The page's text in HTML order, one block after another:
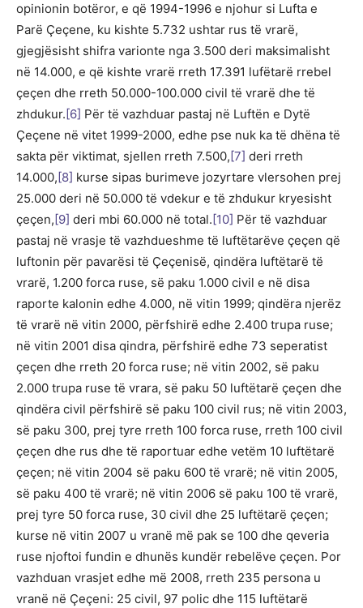
opinionin botëror, e që 1994-1996 e njohur si Lufta e
Parë Çeçene, ku kishte 5.732 ushtar rus të vrarë,
gjegjësisht shifra varionte nga 3.500 deri maksimalisht
në 14.000, e që kishte vrarë rreth 17.391 lufëtarë rrebel
çeçen dhe rreth 50.000-100.000 civil të vrarë dhe të
zhdukur.[6] Për të vazhduar pastaj në Luftën e Dytë
Çeçene në vitet 1999-2000, edhe pse nuk ka të dhëna të
sakta për viktimat, sjellen rreth 7.500,[7] deri rreth
14.000,[8] kurse sipas burimeve jozyrtare vlersohen prej
25.000 deri në 50.000 të vdekur e të zhdukur kryesisht
çeçen,[9] deri mbi 60.000 në total.[10] Për të vazhduar
pastaj në vrasje të vazhdueshme të luftëtarëve çeçen që
luftonin për pavarësi të Çeçenisë, qindëra luftëtarë të
vrarë, 1.200 forca ruse, së paku 1.000 civil e në disa
raporte kalonin edhe 4.000, në vitin 1999; qindëra njerëz
të vrarë në vitin 2000, përfshirë edhe 2.400 trupa ruse;
në vitin 2001 disa qindra, përfshirë edhe 73 seperatist
çeçen dhe rreth 20 forca ruse; në vitin 2002, së paku
2.000 trupa ruse të vrara, së paku 50 luftëtarë çeçen dhe
qindëra civil përfshirë së paku 100 civil rus; në vitin 2003,
së paku 300, prej tyre rreth 100 forca ruse, rreth 100 civil
çeçen dhe rus dhe të raportuar edhe vetëm 10 luftëtarë
çeçen; në vitin 2004 së paku 600 të vrarë; në vitin 2005,
së paku 400 të vrarë; në vitin 2006 së paku 100 të vrarë,
prej tyre 50 forca ruse, 30 civil dhe 25 luftëtarë çeçen;
kurse në vitin 2007 u vranë më pak se 100 dhe qeveria
ruse njoftoi fundin e dhunës kundër rebelëve çeçen. Por
vazhduan vrasjet edhe më 2008, rreth 235 persona u
vranë në Çeçeni: 25 civil, 97 polic dhe 115 luftëtarë